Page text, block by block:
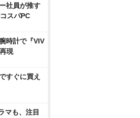
社員が推す
スパPC
時計で『VIV
現
すぐに買え
マも、注目